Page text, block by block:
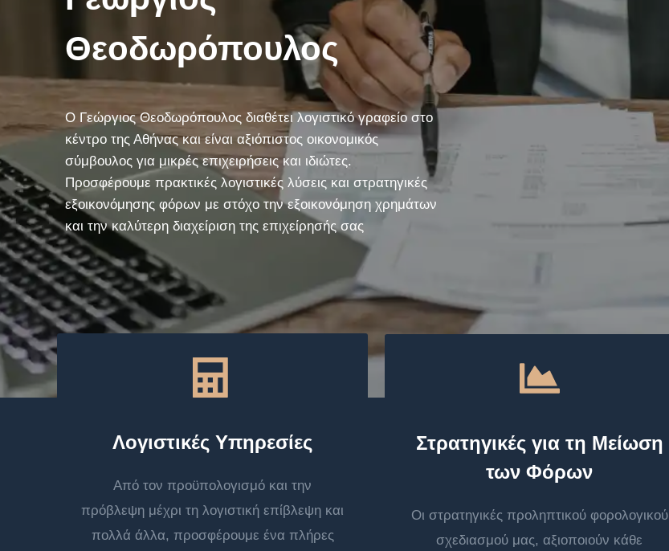
Θεοδωρόπουλος
Ο Γεώργιος Θεοδωρόπουλος διαθέτει λογιστικό γραφείο στο
κέντρο της Αθήνας και είναι αξιόπιστος οικονομικός
σύμβουλος για μικρές επιχειρήσεις και ιδιώτες.
Προσφέρουμε πρακτικές λογιστικές λύσεις και στρατηγικές
εξοικονόμησης φόρων με στόχο την εξοικονόμηση χρημάτων
και την καλύτερη διαχείριση της επιχείρησής σας
Λογιστικές Υπηρεσίες
Από τον προϋπολογισμό και την
πρόβλεψη μέχρι τη λογιστική επίβλεψη και
πολλά άλλα, προσφέρουμε ένα πλήρες
Στρατηγικές για τη Μείωση
των Φόρων
Οι στρατηγικές προληπτικού φορολογικού
σχεδιασμού μας, αξιοποιούν κάθε